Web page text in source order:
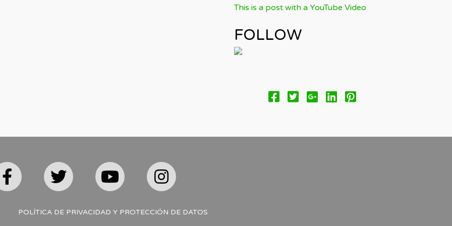
This is a post with a YouTube Video
FOLLOW
POLÍTICA DE PRIVACIDAD Y PROTECCIÓN DE DATOS